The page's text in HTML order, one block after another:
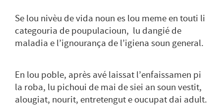
Se lou nivèu de vida noun es lou meme en touti li
categouria de poupulacioun, lu dangié de
maladia e l’ignourança de l’igiena soun general.
En lou poble, après avé laissat l’enfaissamen pi
la roba, lu pichoui de mai de siei an soun vestit,
alougiat, nourit, entretengut e oucupat dai adult.